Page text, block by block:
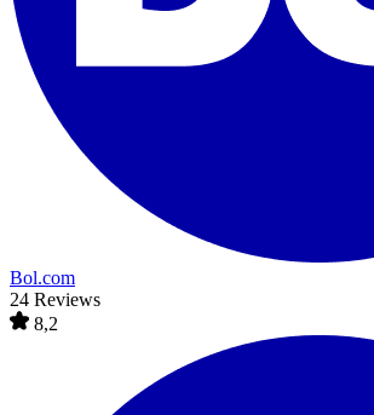
Bol.com
24 Reviews
8,2